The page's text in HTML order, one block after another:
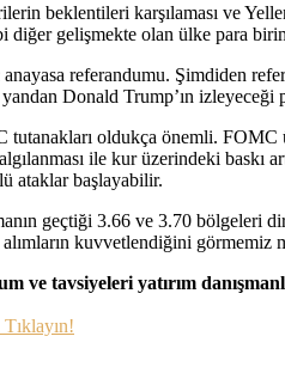
beklentileri karşılaması ve
diğer gelişmekte olan ülke para
referandumu. Şimdiden
Donald Trump’ın
tutanakları oldukça önemli.
ile kur üzerindeki
ataklar başlayabilir.
geçtiği 3.66 ve 3.70 bölgeleri
kuvvetlendiğini görmemiz
ve tavsiyeleri yatırım